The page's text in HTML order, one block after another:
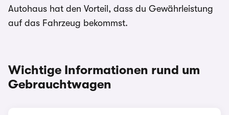
Autohaus hat den Vorteil, dass du Gewährleistung
auf das Fahrzeug bekommst.
Wichtige Informationen rund um
Gebrauchtwagen